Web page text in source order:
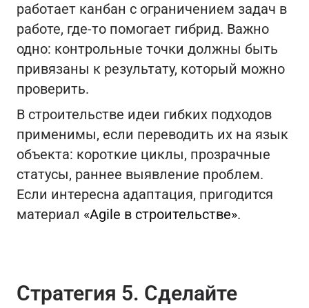
работает канбан с ограничением задач в
работе, где-то помогает гибрид. Важно
одно: контрольные точки должны быть
привязаны к результату, который можно
проверить.
В строительстве идеи гибких подходов
применимы, если переводить их на язык
объекта: короткие циклы, прозрачные
статусы, раннее выявление проблем.
Если интересна адаптация, пригодится
материал «Agile в строительстве».
Стратегия 5. Сделайте